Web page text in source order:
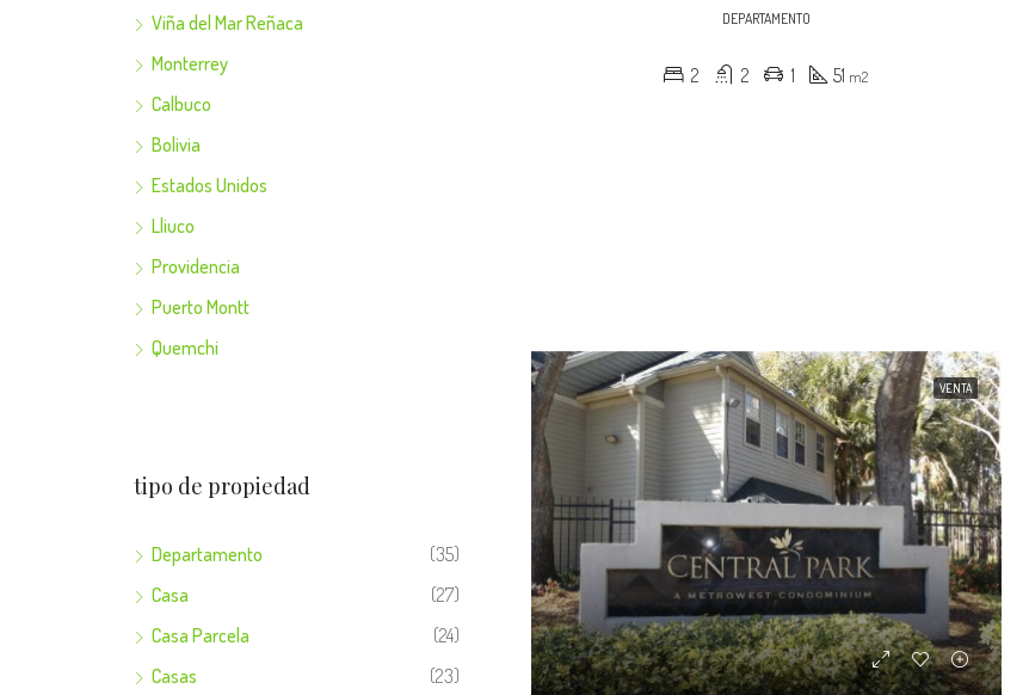
DEPARTAMENTO
2 2 1 51 m2
VENTA
Viña del Mar Reñaca
Monterrey
Calbuco
Bolivia
Estados Unidos
Lliuco
Providencia
Puerto Montt
Quemchi
tipo de propiedad
Departamento
(35)
Casa
(27)
Casa Parcela
(24)
Casas
(23)